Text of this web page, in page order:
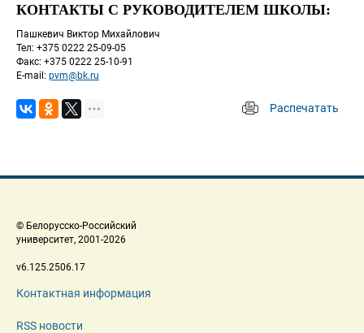
КОНТАКТЫ С РУКОВОДИТЕЛЕМ ШКОЛЫ:
Пашкевич Виктор Михайлович
Тел: +375 0222 25-09-05
Факс: +375 0222 25-10-91
E-mail: pvm@bk.ru
Распечатать
© Белорусско-Российский
университет, 2001-2026
v6.125.2506.17
Контактная информация
RSS новости